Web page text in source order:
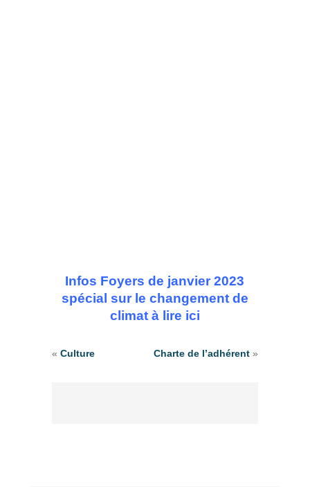
Infos Foyers de janvier 2023
spécial sur le changement de
climat à lire ici
« Culture Charte de l’adhérent »